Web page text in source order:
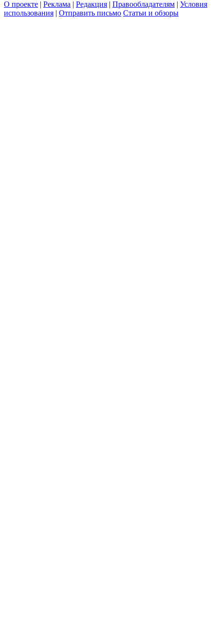
О проекте | Реклама | Редакция | Правообладателям | Условия
использования | Отправить письмо Статьи и обзоры